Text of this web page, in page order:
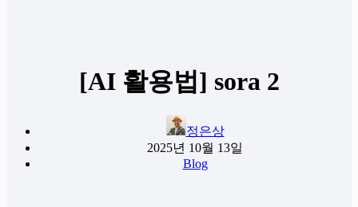
[AI 활용법] sora 2
정은상
2025년 10월 13일
Blog